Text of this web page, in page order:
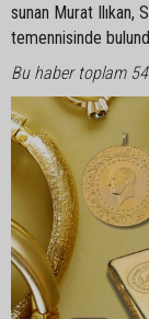
sunan Murat Ilıkan,
temennisinde
Bu haber toplam